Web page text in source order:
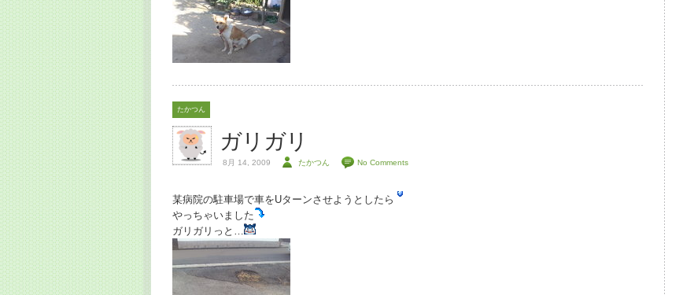
たかつん
ガリガリ
8月 14, 2009 たかつん No Comments
某病院の駐車場で車をUターンさせようとしたら
やっちゃいました
ガリガリっと…